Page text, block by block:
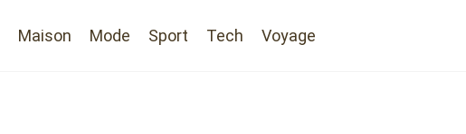
Maison Mode Sport Tech Voyage